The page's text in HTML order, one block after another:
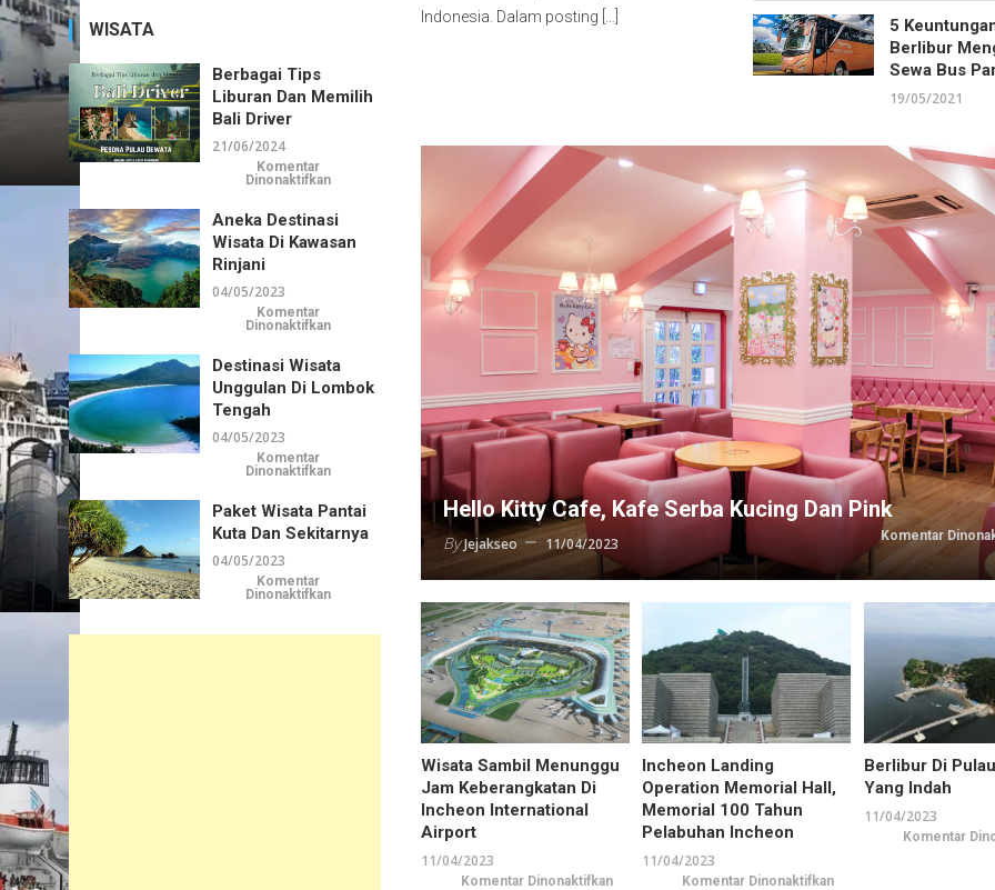
WISATA
Berbagai Tips
Liburan Dan Memilih
Bali Driver
21/06/2024
Komentar
Dinonaktifkanpada
Liburan
Memilih
Aneka Destinasi
Wisata Di Kawasan
Rinjani
04/05/2023
Komentar
Dinonaktifkanpada
Wisata
Kawasan
Destinasi Wisata
Unggulan Di Lombok
Tengah
04/05/2023
Komentar
Dinonaktifkanpada
Unggulan
Lombok
Paket Wisata Pantai
Kuta Dan Sekitarnya
04/05/2023
Komentar
Dinonaktifkanpada
Pantai
Indonesia. Dalam posting […]
5
Berlibur
Sewa Bus
19/05/2021
Hello Kitty Cafe, Kafe Serba Kucing Dan Pink
ByJejakseo 11/04/2023 Komentar
Wisata Sambil Menunggu
Jam Keberangkatan Di
Incheon International
Airport
11/04/2023
Komentar Dinonaktifkanpada
Incheon Landing
Operation Memorial Hall,
Memorial 100 Tahun
Pelabuhan Incheon
11/04/2023
Komentar Dinonaktifkanpada
Berlibur Di
Yang Indah
11/04/2023
Komentar